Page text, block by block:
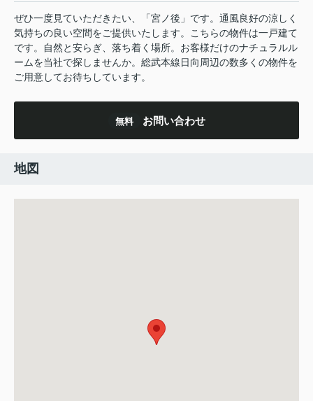
ぜひ一度見ていただきたい、「宮ノ後」です。通風良好の涼しく
気持ちの良い空間をご提供いたします。こちらの物件は一戸建て
です。自然と安らぎ、落ち着く場所。お客様だけのナチュラルル
ームを当社で探しませんか。総武本線日向周辺の数多くの物件を
ご用意してお待ちしています。
無料 お問い合わせ
地図